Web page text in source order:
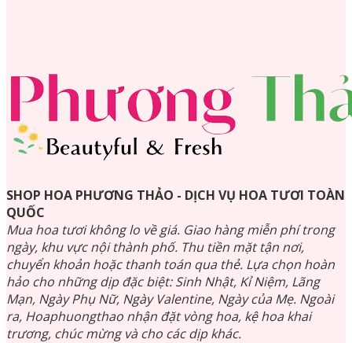
SHOP HOA PHƯƠNG THẢO - DỊCH VỤ HOA TƯƠI TOÀN
QUỐC
Mua hoa tươi không lo về giá. Giao hàng miễn phí trong
ngày, khu vực nội thành phố. Thu tiền mặt tận nơi,
chuyển khoản hoặc thanh toán qua thẻ. Lựa chọn hoàn
hảo cho những dịp đặc biệt: Sinh Nhật, Kỉ Niệm, Lãng
Mạn, Ngày Phụ Nữ, Ngày Valentine, Ngày của Mẹ. Ngoài
ra, Hoaphuongthao nhận đặt vòng hoa, kệ hoa khai
trương, chúc mừng và cho các dịp khác.